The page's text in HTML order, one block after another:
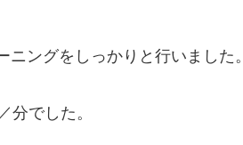
ングをしっかりと行いました。
分でした。